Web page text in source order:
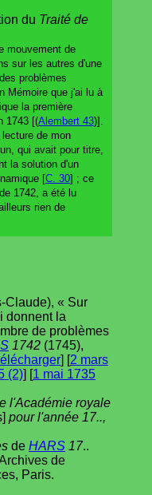
du Traité de
mouvement de
sur les autres d'une
problèmes
Mémoire que j'ai lu à
la première
1743 [(Alembert 43)].
lecture de mon
qui avait pour titre,
la solution d'un
[C. 30] ; ce
1742, a été lu
rien de
Claude), « Sur
donnent la
de problèmes
1742 (1745),
] [2 mars
(2)] [1 mai 1735
l'Académie royale
pour l'année 17..,
de HARS 17..
de
Paris.